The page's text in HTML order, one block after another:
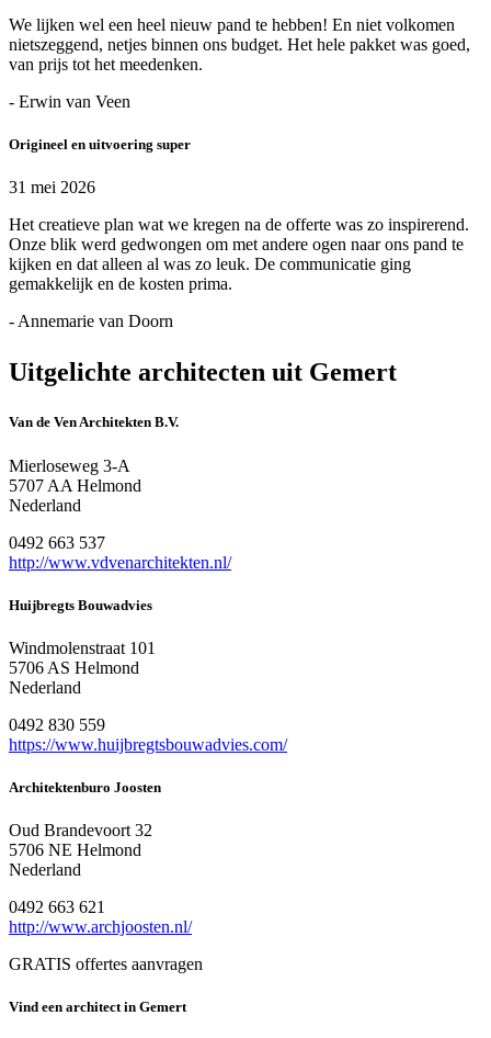
We lijken wel een heel nieuw pand te hebben! En niet volkomen
nietszeggend, netjes binnen ons budget. Het hele pakket was goed,
van prijs tot het meedenken.
- Erwin van Veen
Origineel en uitvoering super
31 mei 2026
Het creatieve plan wat we kregen na de offerte was zo inspirerend.
Onze blik werd gedwongen om met andere ogen naar ons pand te
kijken en dat alleen al was zo leuk. De communicatie ging
gemakkelijk en de kosten prima.
- Annemarie van Doorn
Uitgelichte architecten uit Gemert
Van de Ven Architekten B.V.
Mierloseweg 3-A
5707 AA Helmond
Nederland
0492 663 537
http://www.vdvenarchitekten.nl/
Huijbregts Bouwadvies
Windmolenstraat 101
5706 AS Helmond
Nederland
0492 830 559
https://www.huijbregtsbouwadvies.com/
Architektenburo Joosten
Oud Brandevoort 32
5706 NE Helmond
Nederland
0492 663 621
http://www.archjoosten.nl/
GRATIS offertes aanvragen
Vind een architect in Gemert